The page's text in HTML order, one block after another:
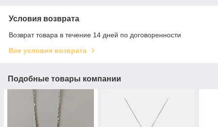
Условия возврата
Возврат товара в течение 14 дней по договоренности
Все условия возврата
Подобные товары компании